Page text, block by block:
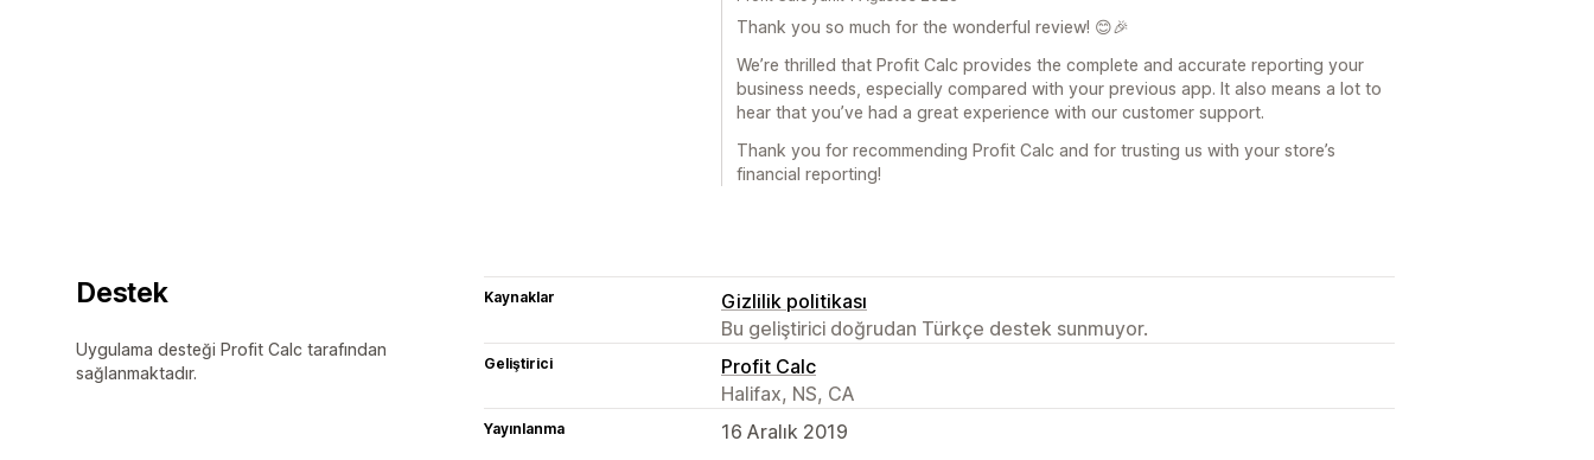
Thank you so much for the wonderful review! 😊🎉
We’re thrilled that Profit Calc provides the complete and accurate reporting your
business needs, especially compared with your previous app. It also means a lot to
hear that you’ve had a great experience with our customer support.
Thank you for recommending Profit Calc and for trusting us with your store’s
financial reporting!
Destek
Uygulama desteği Profit Calc tarafından
sağlanmaktadır.
Kaynaklar
Gizlilik politikası
Bu geliştirici doğrudan Türkçe destek sunmuyor.
Geliştirici
Profit Calc
Halifax, NS, CA
Yayınlanma 16 Aralık 2019